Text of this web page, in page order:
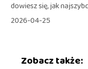
dowiesz się, jak
2026-04-25
Zobacz także: